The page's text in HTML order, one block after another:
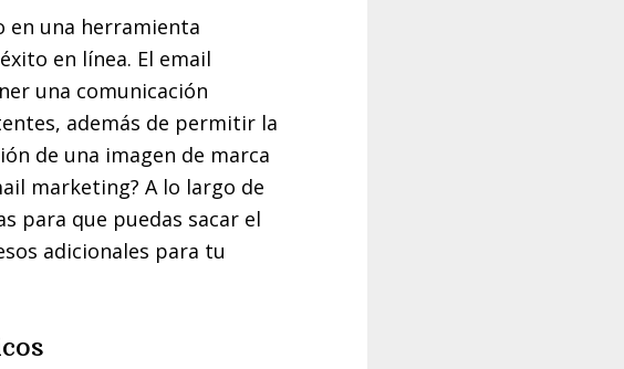
en una herramienta
en línea. El email
una comunicación
además de permitir la
de una imagen de marca
marketing? A lo largo de
para que puedas sacar el
adicionales para tu